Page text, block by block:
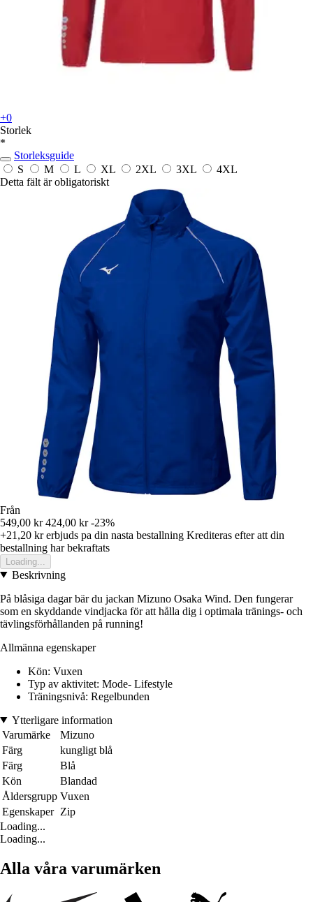
+0
Storlek
*
Storleksguide
S
M L XL 2XL 3XL
4XL
Detta fält är obligatoriskt
Från
549,00 kr 424,00 kr -23%
+21,20 krerbjuds pa din nasta bestallning Krediteras efter att din
bestallning har bekraftats
Loading...
Beskrivning
På blåsiga dagar bär du jackan Mizuno Osaka Wind. Den fungerar
som en skyddande vindjacka för att hålla dig i optimala tränings- och
tävlingsförhållanden på running!
Allmänna egenskaper
Kön: Vuxen
Typ av aktivitet: Mode- Lifestyle
Träningsnivå: Regelbunden
Ytterligare information
Varumärke
Mizuno
Färg
kungligt blå
Färg
Blå
Kön
Blandad
Åldersgrupp Vuxen
Egenskaper Zip
Loading...
Loading...
Alla våra varumärken